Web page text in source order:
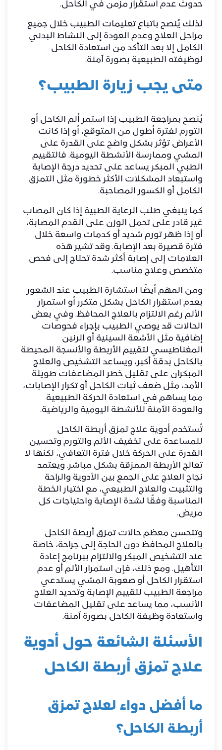
حدوث عدم استقرار مزمن في الكاحل.
لذلك يُنصح باتباع تعليمات الطبيب خلال جميع
مراحل العلاج وعدم العودة إلى النشاط البدني
الكامل إلا بعد التأكد من استعادة الكاحل
لوظيفته الطبيعية بصورة آمنة.
متى يجب زيارة الطبيب؟
يُنصح بمراجعة الطبيب إذا استمر ألم الكاحل أو
التورم لفترة أطول من المتوقع، أو إذا كانت
الأعراض تؤثر بشكل واضح على القدرة على
المشي وممارسة الأنشطة اليومية. فالتقييم
الطبي المبكر يساعد على تحديد درجة الإصابة
واستبعاد المشكلات الأكثر خطورة مثل التمزق
الكامل أو الكسور المصاحبة.
كما ينبغي طلب الرعاية الطبية إذا كان المصاب
غير قادر على تحمل الوزن على القدم المصابة،
أو إذا ظهر تورم شديد أو كدمات واسعة خلال
فترة قصيرة بعد الإصابة. وقد تشير هذه
العلامات إلى إصابة أكثر شدة تحتاج إلى فحص
متخصص وعلاج مناسب.
ومن المهم أيضًا استشارة الطبيب عند الشعور
بعدم استقرار الكاحل بشكل متكرر أو استمرار
الألم رغم الالتزام بالعلاج المحافظ. وفي بعض
الحالات قد يوصي الطبيب بإجراء فحوصات
إضافية مثل الأشعة السينية أو الرنين
المغناطيسي لتقييم الأربطة والأنسجة المحيطة
بالكاحل بدقة أكبر، ويساعد التشخيص والعلاج
المبكران على تقليل خطر المضاعفات طويلة
الأمد، مثل ضعف ثبات الكاحل أو تكرار الإصابات،
مما يساهم في استعادة الحركة الطبيعية
والعودة الآمنة للأنشطة اليومية والرياضية.
تُستخدم أدوية علاج تمزق أربطة الكاحل
للمساعدة على تخفيف الألم والتورم وتحسين
القدرة على الحركة خلال فترة التعافي، لكنها لا
تعالج الأربطة الممزقة بشكل مباشر. ويعتمد
نجاح العلاج على الجمع بين الأدوية والراحة
والتثبيت والعلاج الطبيعي، مع اختيار الخطة
المناسبة وفقًا لشدة الإصابة واحتياجات كل
مريض.
وتتحسن معظم حالات تمزق أربطة الكاحل
بالعلاج المحافظ دون الحاجة إلى جراحة، خاصة
عند التشخيص المبكر والالتزام ببرنامج إعادة
التأهيل. ومع ذلك، فإن استمرار الألم أو عدم
استقرار الكاحل أو صعوبة المشي يستدعي
مراجعة الطبيب لتقييم الإصابة وتحديد العلاج
الأنسب، مما يساعد على تقليل المضاعفات
واستعادة وظيفة الكاحل بصورة آمنة.
الأسئلة الشائعة حول أدوية
علاج تمزق أربطة الكاحل
ما أفضل دواء لعلاج تمزق
أربطة الكاحل؟